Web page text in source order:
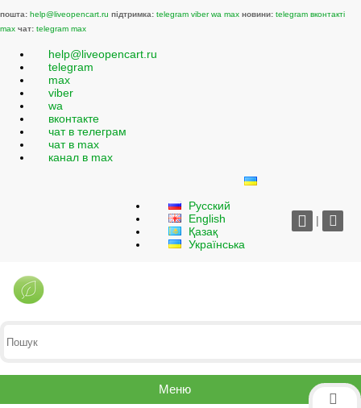
пошта: help@liveopencart.ru підтримка: telegram viber wa max новини: telegram вконтакті
max чат: telegram max
help@liveopencart.ru
telegram
max
viber
wa
вконтакте
чат в телеграм
чат в max
канал в max
Русский
English
Қазақ
Українська
|
Меню